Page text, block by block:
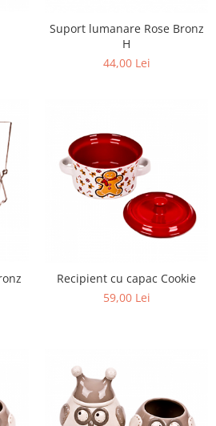
Suport lumanare Rose Bronz
H
44,00 Lei
Recipient cu capac Cookie
59,00 Lei